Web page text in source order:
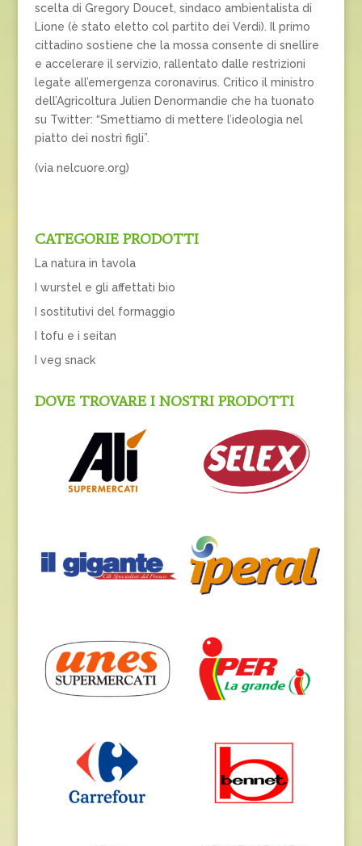
scelta di Gregory Doucet, sindaco ambientalista di
Lione (è stato eletto col partito dei Verdi). Il primo
cittadino sostiene che la mossa consente di snellire
e accelerare il servizio, rallentato dalle restrizioni
legate all’emergenza coronavirus. Critico il ministro
dell’Agricoltura Julien Denormandie che ha tuonato
su Twitter: “Smettiamo di mettere l’ideologia nel
piatto dei nostri figli”.
(via nelcuore.org)
CATEGORIE PRODOTTI
La natura in tavola
I wurstel e gli affettati bio
I sostitutivi del formaggio
I tofu e i seitan
I veg snack
DOVE TROVARE I NOSTRI PRODOTTI